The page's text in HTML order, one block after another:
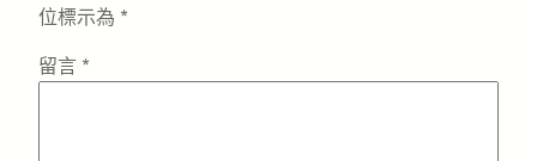
位標示為 *
留言 *